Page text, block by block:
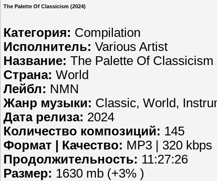
The Palette Of Classicism (2024)
Категория: Compilation
Исполнитель: Various Artist
Название: The Palette Of Classicism
Страна: World
Лейбл: NMN
Жанр музыки: Classic, World,
Дата релиза: 2024
Количество композиций: 145
Формат | Качество: MP3 | 320 kbps
Продолжительность: 11:27:26
Размер: 1630 mb (+3% )